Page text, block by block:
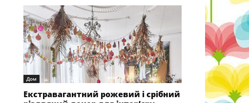
Дом
Екстравагантний рожевий і срібний